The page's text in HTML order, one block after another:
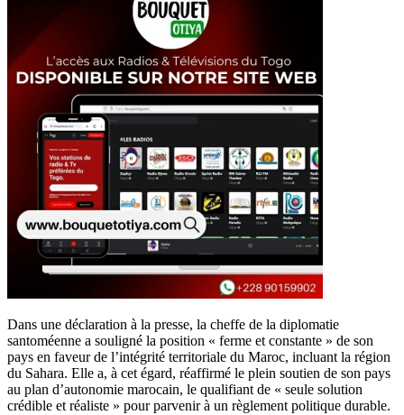
Dans une déclaration à la presse, la cheffe de la diplomatie
santoméenne a souligné la position « ferme et constante » de son
pays en faveur de l’intégrité territoriale du Maroc, incluant la région
du Sahara. Elle a, à cet égard, réaffirmé le plein soutien de son pays
au plan d’autonomie marocain, le qualifiant de « seule solution
crédible et réaliste » pour parvenir à un règlement politique durable.